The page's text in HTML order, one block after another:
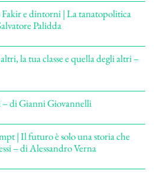
e dintorni | La tanatopolitica
Palidda
la tua classe e quella degli altri –
di Gianni Giovannelli
| Il futuro è solo una storia che
– di Alessandro Verna